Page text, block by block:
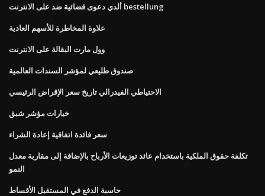
ألدي دعوى قضائية ضد على الانترنت bestellung
علاوة المخاطرة للأسهم العادية
وول مارت البقالة على الانترنت
صندوق طليعي لمؤشر السندات العالمية
الاحتياطي الفيدرالي تاريخ سعر الإقراض الرئيسي
خيارات مؤشر شبق
سعر فائدة اتفاقية إعادة الشراء
تكلفة حقوق الملكية باستخدام عائد توزيعات الأرباح بالإضافة إلى مقاربة معدل
النمو
حاسبة الدفع في المستقبل الأقساط